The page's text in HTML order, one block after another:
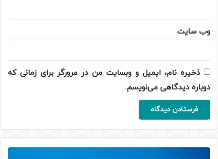
وب‌ سایت
ذخیره نام، ایمیل و وبسایت من در مرورگر برای زمانی که
دوباره دیدگاهی می‌نویسم.